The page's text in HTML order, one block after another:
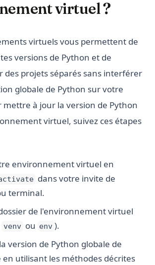
virtuel ?
virtuels vous permettent de
versions de Python et de
des projets séparés sans interférer
globale de Python sur votre
mettre à jour la version de Python
virtuel, suivez ces étapes
environnement virtuel en
dans votre invite de
terminal.
de l'environnement virtuel
venv ou env ).
version de Python globale de
utilisant les méthodes décrites